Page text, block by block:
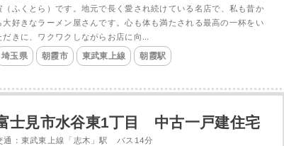
（ふくとら）です。地元で長く愛され続けている名店で、私も昔か
大好きなラーメン屋さんです。心も体も満たされる最高の一杯をい
だきに、ワクワクしながらお店に向...
埼玉県 朝霞市 東武東上線 朝霞駅
士見市水谷東1丁目 中古一戸建住宅
通：東武東上線「志木」駅 バス14分